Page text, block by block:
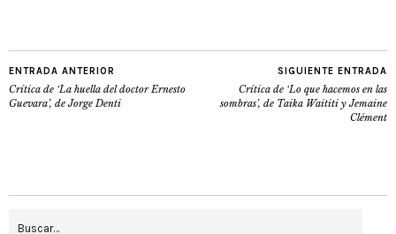
ENTRADA ANTERIOR
Crítica de ‘La huella del doctor Ernesto
Guevara’, de Jorge Denti
SIGUIENTE ENTRADA
Crítica de ‘Lo que hacemos en las
sombras’, de Taika Waititi y Jemaine
Clément